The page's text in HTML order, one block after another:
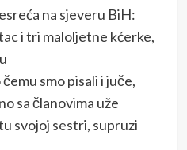
na sjeveru BiH:
i tri maloljetne kćerke,
smo pisali i juče,
sa članovima uže
svojoj sestri, supruzi